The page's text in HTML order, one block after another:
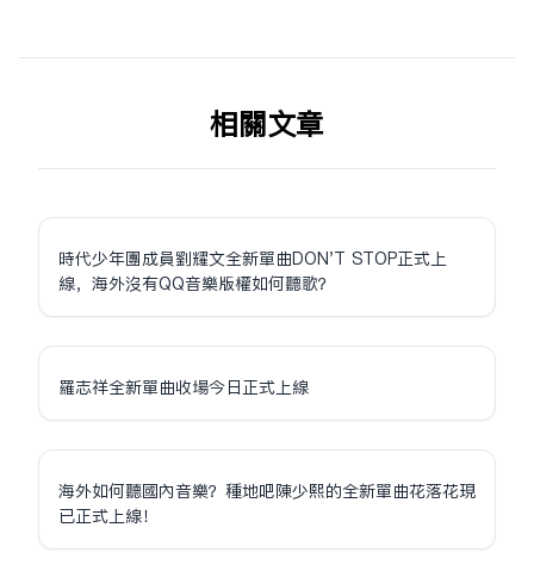
相关文章
時代少年團成員劉耀文全新單曲DON'T STOP正式上
線，海外沒有QQ音樂版權如何聽歌？
羅志祥全新單曲收場今日正式上線
海外如何聽國內音樂？種地吧陳少熙的全新單曲花落花現
已正式上線！